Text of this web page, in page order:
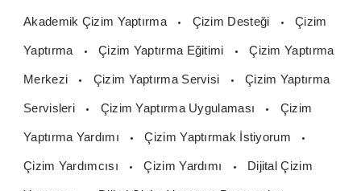
Akademik Çizim Yaptırma Çizim Desteği Çizim
Yaptırma Çizim Yaptırma Eğitimi Çizim Yaptırma
Merkezi Çizim Yaptırma Servisi Çizim Yaptırma
Servisleri Çizim Yaptırma Uygulaması Çizim
Yaptırma Yardımı Çizim Yaptırmak İstiyorum
Çizim Yardımcısı Çizim Yardımı Dijital Çizim